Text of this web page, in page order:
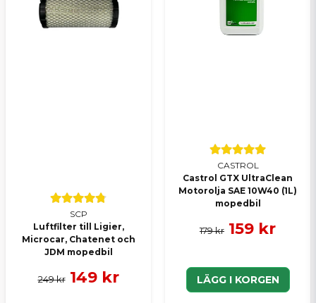
SCP
Luftfilter till Ligier,
Microcar, Chatenet och
JDM mopedbil
249 kr 149 kr
CASTROL
Castrol GTX UltraClean
Motorolja SAE 10W40 (1L)
mopedbil
179 kr 159 kr
LÄGG I KORGEN